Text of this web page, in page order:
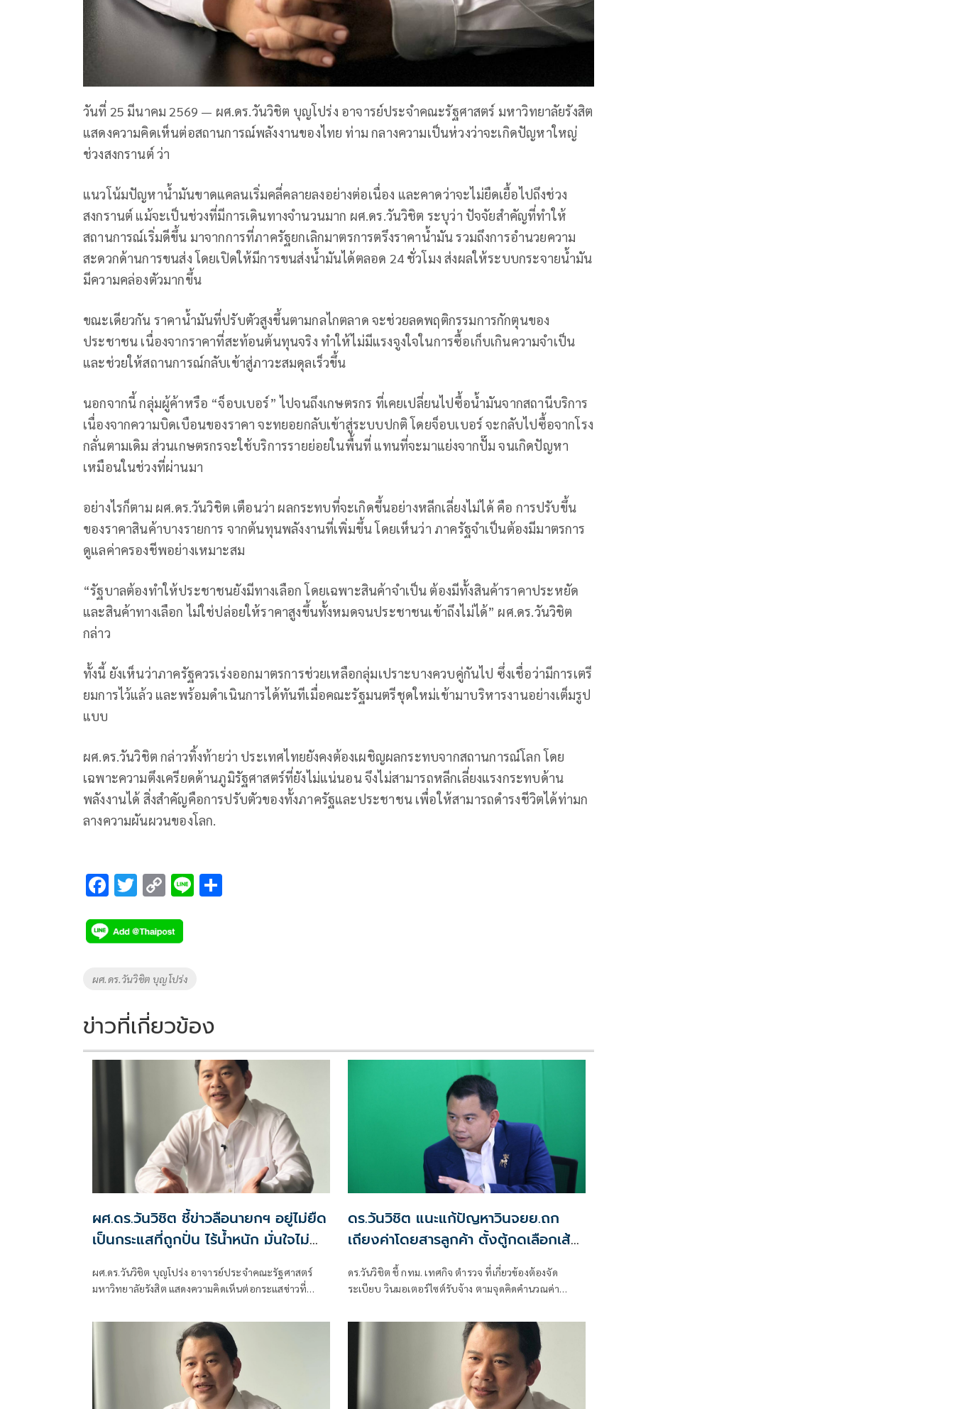
วันที่ 25 มีนาคม 2569 — ผศ.ดร.วันวิชิต บุญโปร่ง อาจารย์ประจำคณะรัฐศาสตร์ มหาวิทยาลัยรังสิต
แสดงความคิดเห็นต่อสถานการณ์พลังงานของไทย ท่าม กลางความเป็นห่วงว่าจะเกิดปัญหาใหญ่
ช่วงสงกรานต์ ว่า
แนวโน้มปัญหาน้ำมันขาดแคลนเริ่มคลี่คลายลงอย่างต่อเนื่อง และคาดว่าจะไม่ยืดเยื้อไปถึงช่วง
สงกรานต์ แม้จะเป็นช่วงที่มีการเดินทางจำนวนมาก ผศ.ดร.วันวิชิต ระบุว่า ปัจจัยสำคัญที่ทำให้
สถานการณ์เริ่มดีขึ้น มาจากการที่ภาครัฐยกเลิกมาตรการตรึงราคาน้ำมัน รวมถึงการอำนวยความ
สะดวกด้านการขนส่ง โดยเปิดให้มีการขนส่งน้ำมันได้ตลอด 24 ชั่วโมง ส่งผลให้ระบบกระจายน้ำมัน
มีความคล่องตัวมากขึ้น
ขณะเดียวกัน ราคาน้ำมันที่ปรับตัวสูงขึ้นตามกลไกตลาด จะช่วยลดพฤติกรรมการกักตุนของ
ประชาชน เนื่องจากราคาที่สะท้อนต้นทุนจริง ทำให้ไม่มีแรงจูงใจในการซื้อเก็บเกินความจำเป็น
และช่วยให้สถานการณ์กลับเข้าสู่ภาวะสมดุลเร็วขึ้น
นอกจากนี้ กลุ่มผู้ค้าหรือ “จ็อบเบอร์” ไปจนถึงเกษตรกร ที่เคยเปลี่ยนไปซื้อน้ำมันจากสถานีบริการ
เนื่องจากความบิดเบือนของราคา จะทยอยกลับเข้าสู่ระบบปกติ โดยจ็อบเบอร์ จะกลับไปซื้อจากโรง
กลั่นตามเดิม ส่วนเกษตรกรจะใช้บริการรายย่อยในพื้นที่ แทนที่จะมาแย่งจากปั๊ม จนเกิดปัญหา
เหมือนในช่วงที่ผ่านมา
อย่างไรก็ตาม ผศ.ดร.วันวิชิต เตือนว่า ผลกระทบที่จะเกิดขึ้นอย่างหลีกเลี่ยงไม่ได้ คือ การปรับขึ้น
ของราคาสินค้าบางรายการ จากต้นทุนพลังงานที่เพิ่มขึ้น โดยเห็นว่า ภาครัฐจำเป็นต้องมีมาตรการ
ดูแลค่าครองชีพอย่างเหมาะสม
“รัฐบาลต้องทำให้ประชาชนยังมีทางเลือก โดยเฉพาะสินค้าจำเป็น ต้องมีทั้งสินค้าราคาประหยัด
และสินค้าทางเลือก ไม่ใช่ปล่อยให้ราคาสูงขึ้นทั้งหมดจนประชาชนเข้าถึงไม่ได้” ผศ.ดร.วันวิชิต
กล่าว
ทั้งนี้ ยังเห็นว่าภาครัฐควรเร่งออกมาตรการช่วยเหลือกลุ่มเปราะบางควบคู่กันไป ซึ่งเชื่อว่ามีการเตรี
ยมการไว้แล้ว และพร้อมดำเนินการได้ทันทีเมื่อคณะรัฐมนตรีชุดใหม่เข้ามาบริหารงานอย่างเต็มรูป
แบบ
ผศ.ดร.วันวิชิต กล่าวทิ้งท้ายว่า ประเทศไทยยังคงต้องเผชิญผลกระทบจากสถานการณ์โลก โดย
เฉพาะความตึงเครียดด้านภูมิรัฐศาสตร์ที่ยังไม่แน่นอน จึงไม่สามารถหลีกเลี่ยงแรงกระทบด้าน
พลังงานได้ สิ่งสำคัญคือการปรับตัวของทั้งภาครัฐและประชาชน เพื่อให้สามารถดำรงชีวิตได้ท่ามก
ลางความผันผวนของโลก.
F
e
b
o
k
T
tt
er
C
p
y
Li
k
Li
Tags
ผศ.ดร.วันวิชิต บุญโปร่ง
ข่าวที่เกี่ยวข้อง
ผศ.ดร.วันวิชิต ชี้ข่าวลือนายกฯ อยู่ไม่ยืด
เป็นกระแสที่ถูกปั่น ไร้น้ำหนัก มั่นใจไม่
ผศ.ดร.วันวิชิต บุญโปร่ง อาจารย์ประจำคณะรัฐศาสตร์
มหาวิทยาลัยรังสิต แสดงความคิดเห็นต่อกระแสข่าวที่
ชาญวีรกูล อาจอยู่ได้ไม่นาน
ดร.วันวิชิต แนะแก้ปัญหาวินจยย.ถก
เถียงค่าโดยสารลูกค้า ตั้งตู้กดเลือกเส้น
ทางอัจฉริยะ คำนวณราคา
ดร.วันวิชิต ชี้ กทม. เทศกิจ ตำรวจ ที่เกี่ยวข้องต้องจัด
ระเบียบ วินมอเตอร์ไซต์รับจ้าง ตามจุดคิดคำนวณค่า